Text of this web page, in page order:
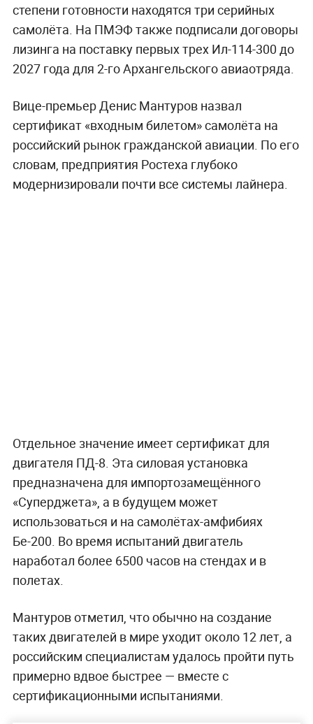
степени готовности находятся три серийных
самолёта. На ПМЭФ также подписали договоры
лизинга на поставку первых трех Ил-114-300 до
2027 года для 2-го Архангельского авиаотряда.
Вице-премьер Денис Мантуров назвал
сертификат «входным билетом» самолёта на
российский рынок гражданской авиации. По его
словам, предприятия Ростеха глубоко
модернизировали почти все системы лайнера.
Отдельное значение имеет сертификат для
двигателя ПД-8. Эта силовая установка
предназначена для импортозамещённого
«Суперджета», а в будущем может
использоваться и на самолётах-амфибиях
Бе-200. Во время испытаний двигатель
наработал более 6500 часов на стендах и в
полетах.
Мантуров отметил, что обычно на создание
таких двигателей в мире уходит около 12 лет, а
российским специалистам удалось пройти путь
примерно вдвое быстрее — вместе с
сертификационными испытаниями.